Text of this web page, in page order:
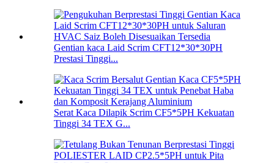
Gentian kaca Laid Scrim CFT12*30*30PH
Prestasi Tinggi...
Serat Kaca Dilapik Scrim CF5*5PH Kekuatan
Tinggi 34 TEX G...